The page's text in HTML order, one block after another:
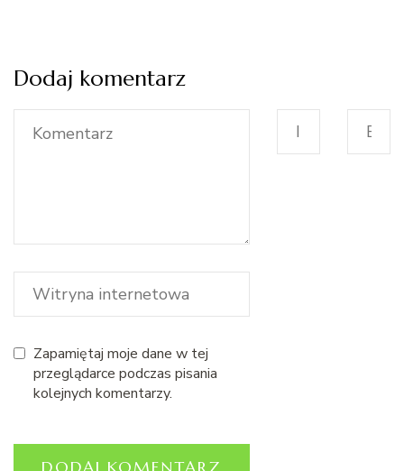
Dodaj komentarz
Zapamiętaj moje dane w tej
przeglądarce podczas pisania
kolejnych komentarzy.